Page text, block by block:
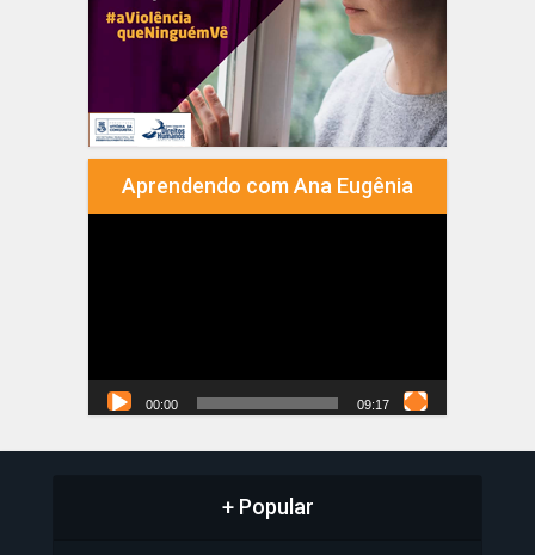
Aprendendo com Ana Eugênia
00:00 09:17
+ Popular